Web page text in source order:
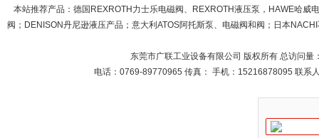
本站推荐产品： 德国REXROTH力士乐电磁阀、REXROTH液压泵，HAWE哈威
阀；DENISON丹尼逊液压产品；意大利ATOS阿托斯泵、电磁阀和阀；日本
东莞市广联工业设备有限公司 版权所有 总访问量
电话：0769-89770965 传真： 手机：15216878095 联系